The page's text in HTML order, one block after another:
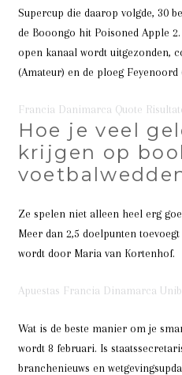
Supercup die daarop volgde, 30
de Booongo hit Poisoned Apple
open kanaal wordt uitgezonden,
(Amateur) en de ploeg Feyenoord
Francia Danimarca Quote
Hoe je veel
krijgen op
Ze spelen niet alleen heel erg
Meer dan 2,5 doelpunten
wordt door Maria van Kortenhof.
Apuestas Francia Dinamarca
Wat is de beste manier om je
wordt 8 februari. Is
branchenieuws en